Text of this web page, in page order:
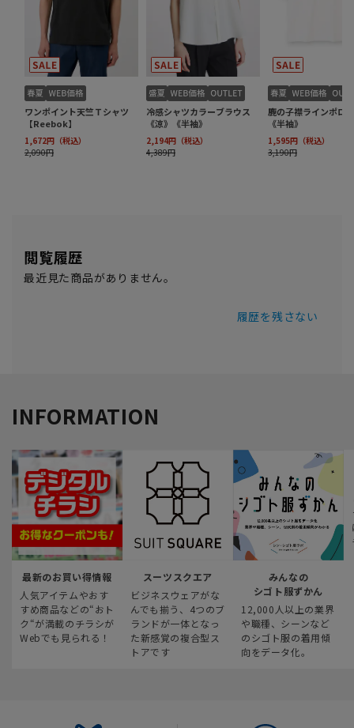
閲覧履歴
最近見た商品がありません。
履歴を残さない
INFORMATION
最新のお買い得情報
人気アイテムやおす
すめ商品などの“おト
ク“が満載のチラシが
Webでも見られる！
スーツスクエア
ビジネスウェアがな
んでも揃う、4つのブ
ランドが一体となっ
た新感覚の複合型ス
トアです
みんなの
シゴト服ずかん
12,000人以上の業界
や職種、シーンなど
のシゴト服の着用傾
向をデータ化。